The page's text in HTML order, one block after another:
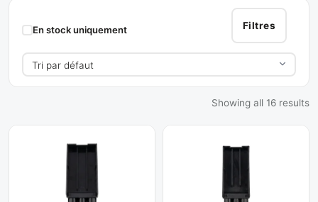
VOLKEL
Filtres
En stock uniquement
Showing all 16 results